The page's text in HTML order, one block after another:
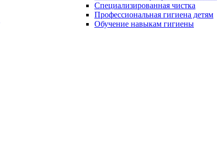
Специализированная чистка
Профессиональная гигиена детям
Обучение навыкам гигиены